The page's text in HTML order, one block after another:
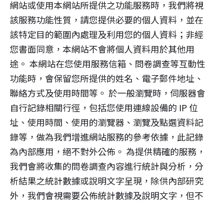
網站或使用本網站所提供之功能服務時，我們將視
該服務功能性質，請您提供必要的個人資料，並在
該特定目的範圍內處理及利用您的個人資料；非經
您書面同意，本網站不會將個人資料用於其他用
途。 本網站在您使用服務信箱、問卷調查等互動性
功能時，會保留您所提供的姓名、電子郵件地址、
聯絡方式及使用時間等。 於一般瀏覽時，伺服器會
自行記錄相關行徑，包括您使用連線設備的 IP 位
址、使用時間、使用的瀏覽器、瀏覽及點選資料記
錄等，做為我們增進網站服務的參考依據，此記錄
為內部應用，絕不對外公佈。 為提供精確的服務，
我們會將收集的問卷調查內容進行統計與分析，分
析結果之統計數據或說明文字呈現，除供內部研究
外，我們會視需要公佈統計數據及說明文字，但不